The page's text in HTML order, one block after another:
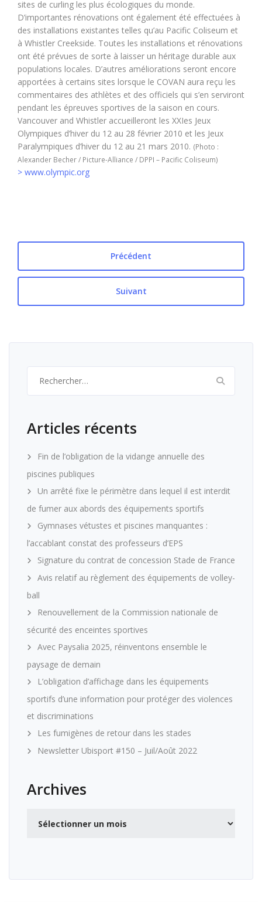
sites de curling les plus écologiques du monde.
D’importantes rénovations ont également été effectuées à
des installations existantes telles qu’au Pacific Coliseum et
à Whistler Creekside. Toutes les installations et rénovations
ont été prévues de sorte à laisser un héritage durable aux
populations locales. D’autres améliorations seront encore
apportées à certains sites lorsque le COVAN aura reçu les
commentaires des athlètes et des officiels qui s’en serviront
pendant les épreuves sportives de la saison en cours.
Vancouver and Whistler accueilleront les XXIes Jeux
Olympiques d’hiver du 12 au 28 février 2010 et les Jeux
Paralympiques d’hiver du 12 au 21 mars 2010. (Photo :
Alexander Becher / Picture-Alliance / DPPI – Pacific Coliseum)
> www.olympic.org
Précédent
Suivant
Articles récents
Fin de l’obligation de la vidange annuelle des
piscines publiques
Un arrêté fixe le périmètre dans lequel il est interdit
de fumer aux abords des équipements sportifs
Gymnases vétustes et piscines manquantes :
l’accablant constat des professeurs d’EPS
Signature du contrat de concession Stade de France
Avis relatif au règlement des équipements de volley-
ball
Renouvellement de la Commission nationale de
sécurité des enceintes sportives
Avec Paysalia 2025, réinventons ensemble le
paysage de demain
L’obligation d’affichage dans les équipements
sportifs d’une information pour protéger des violences
et discriminations
Les fumigènes de retour dans les stades
Newsletter Ubisport #150 – Juil/Août 2022
Archives